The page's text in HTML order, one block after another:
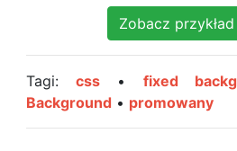
Zobacz
Tagi:css • fixed
Background• promowany